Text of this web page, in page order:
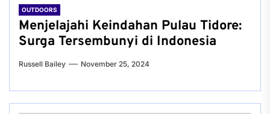
OUTDOORS
Menjelajahi Keindahan Pulau Tidore:
Surga Tersembunyi di Indonesia
Russell Bailey November 25, 2024